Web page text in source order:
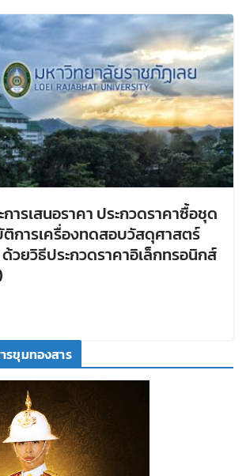
ารเสนอราคา ประกวดราคาซื้อชุด
ารเครื่องทดสอบวัสดุศาสตร์
วยวิธีประกวดราคาอิเล็กทรอนิกส์
รขุมทองสาร